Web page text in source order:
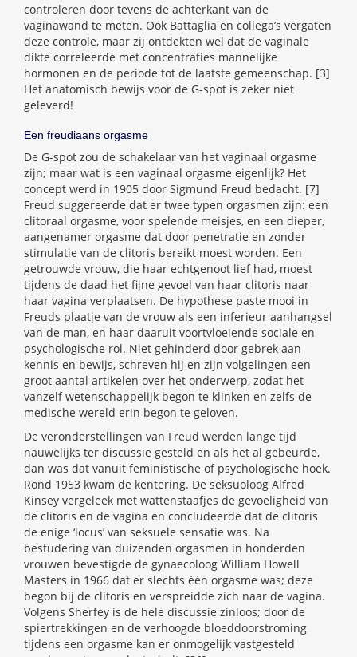
controleren door tevens de achterkant van de
vaginawand te meten. Ook Battaglia en collega’s vergaten
deze controle, maar zij ontdekten wel dat de vaginale
dikte correleerde met concentraties mannelijke
hormonen en de periode tot de laatste gemeenschap. [3]
Het anatomisch bewijs voor de G-spot is zeker niet
geleverd!
Een freudiaans orgasme
De G-spot zou de schakelaar van het vaginaal orgasme
zijn; maar wat is een vaginaal orgasme eigenlijk? Het
concept werd in 1905 door Sigmund Freud bedacht. [7]
Freud suggereerde dat er twee typen orgasmen zijn: een
clitoraal orgasme, voor spelende meisjes, en een dieper,
aangenamer orgasme dat door penetratie en zonder
stimulatie van de clitoris bereikt moest worden. Een
getrouwde vrouw, die haar echtgenoot lief had, moest
tijdens de daad het fijne gevoel van haar clitoris naar
haar vagina verplaatsen. De hypothese paste mooi in
Freuds plaatje van de vrouw als een inferieur aanhangsel
van de man, en haar daaruit voortvloeiende sociale en
psychologische rol. Niet gehinderd door gebrek aan
kennis en bewijs, schreven hij en zijn volgelingen een
groot aantal artikelen over het onderwerp, zodat het
vanzelf wetenschappelijk begon te klinken en zelfs de
medische wereld erin begon te geloven.
De veronderstellingen van Freud werden lange tijd
nauwelijks ter discussie gesteld en als het al gebeurde,
dan was dat vanuit feministische of psychologische hoek.
Rond 1953 kwam de kentering. De seksuoloog Alfred
Kinsey vergeleek met wattenstaafjes de gevoeligheid van
de clitoris en de vagina en concludeerde dat de clitoris
de enige ‘locus’ van seksuele sensatie was. Na
bestudering van duizenden orgasmen in honderden
vrouwen bevestigde de gynaecoloog William Howell
Masters in 1966 dat er slechts één orgasme was; deze
begon bij de clitoris en verspreidde zich naar de vagina.
Volgens Sherfey is de hele discussie zinloos; door de
spiertrekkingen en de verhoogde bloeddoorstroming
tijdens een orgasme kan er onmogelijk vastgesteld